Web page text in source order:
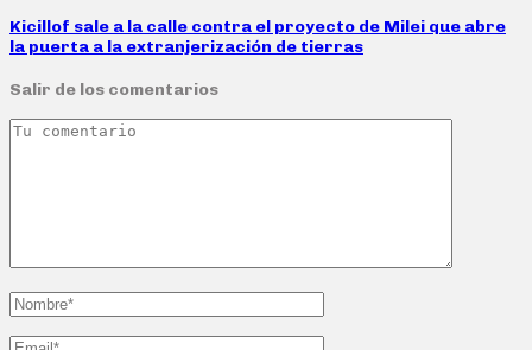
Kicillof sale a la calle contra el proyecto de Milei que abre
la puerta a la extranjerización de tierras
Salir de los comentarios